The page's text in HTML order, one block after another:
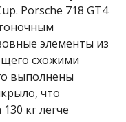
Porsche 718 GT4
элементы из
схожими
выполнены
что
кг легче